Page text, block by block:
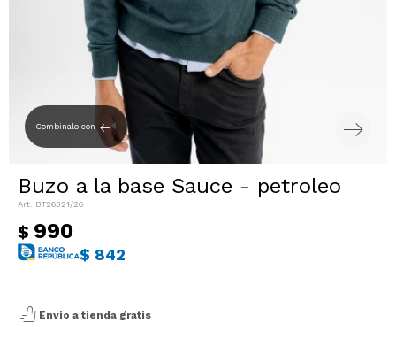
Combinalo consubdirectory_arrow_left
Buzo a la base Sauce - petroleo
BT26321/26
$ 990
$ 842
shopping_bag_speed Envio a tienda gratis
T-shirts y Tops